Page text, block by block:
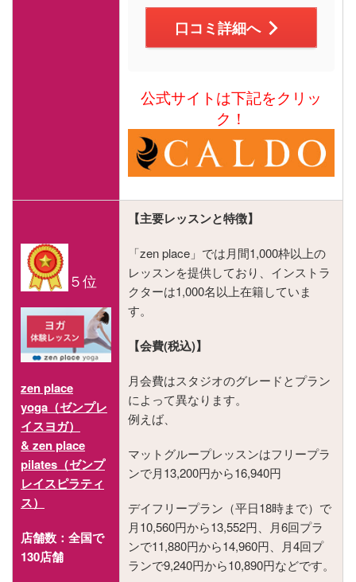
口コミ詳細へ
公式サイトは下記をクリッ
ク！
５位
zen place
yoga（ゼンプレ
イスヨガ）
& zen place
pilates（ゼンプ
レイスピラティ
ス）
店舗数：全国で
130店舗
【主要レッスンと特徴】
「zen place」では月間1,000枠以上の
レッスンを提供しており、インストラ
クターは1,000名以上在籍していま
す。
【会費(税込)】
月会費はスタジオのグレードとプラン
によって異なります。
例えば、
マットグループレッスンはフリープラ
ンで月13,200円から16,940円
デイフリープラン（平日18時まで）で
月10,560円から13,552円、月6回プラ
ンで11,880円から14,960円、月4回プ
ランで9,240円から10,890円などです​​。